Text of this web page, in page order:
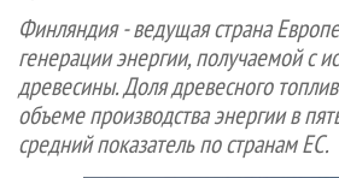
ПРОИЗВОДСТВО ДРЕВЕСНЫХ ПЛИТ
ДЕРЕВЯННОЕ ДОМОСТРОЕНИЕ
ПРОИЗВОДСТВО МЕБЕЛИ
ПЕРСОНЫ
МОБИЛЬНЫЕ ВЫСТАВКИ
ОФИЦИАЛЬНЫЕ ДЕЛЕГАЦИИ
ПРИОРИТЕТНЫЕ ИНВЕСТПРОЕКТЫ
КОНТАКТЫ
РЕКЛАМА
РЕКЛАМА НА САЙТЕ
Финляндия - ведущая страна
генерации энергии, получаемой с
древесины. Доля древесного
объеме производства энергии в
средний показатель по странам ЕС.